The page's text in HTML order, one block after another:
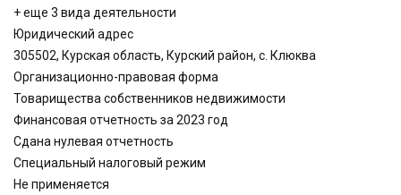
+ еще 3 вида деятельности
Юридический адрес
305502, Курская область, Курский район, с. Клюква
Организационно-правовая форма
Товарищества собственников недвижимости
Финансовая отчетность за 2023 год
Сдана нулевая отчетность
Специальный налоговый режим
Не применяется